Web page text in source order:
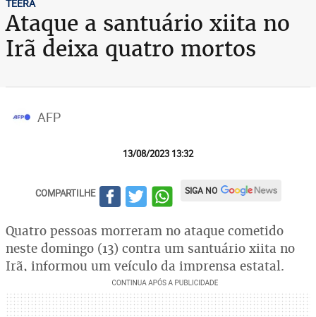
TEERÃ
Ataque a santuário xiita no
Irã deixa quatro mortos
AFP
13/08/2023 13:32
COMPARTILHE SIGA NO
Quatro pessoas morreram no ataque cometido
neste domingo (13) contra um santuário xiita no
Irã, informou um veículo da imprensa estatal.